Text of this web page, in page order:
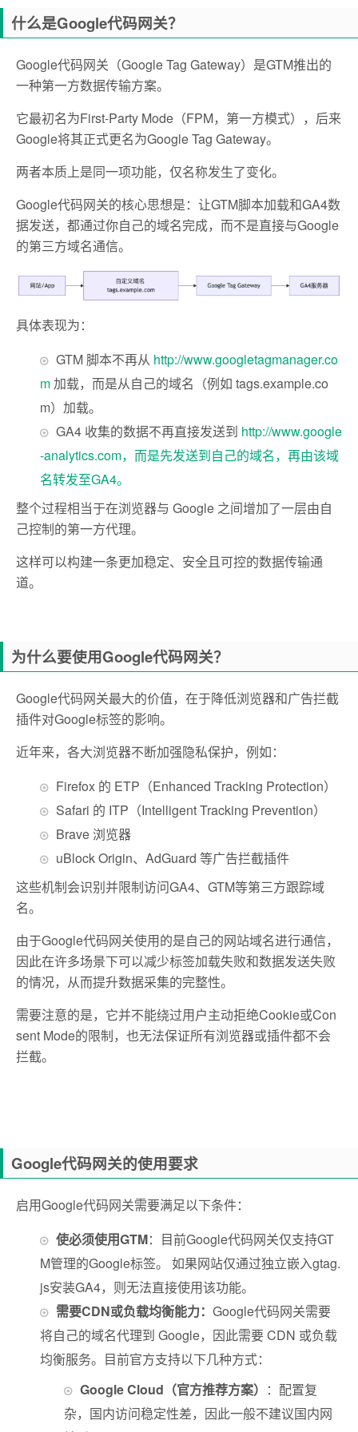
什么是Google代码网关？
Google代码网关（Google Tag Gateway）是GTM推出的
一种第一方数据传输方案。
它最初名为First-Party Mode（FPM，第一方模式），后来
Google将其正式更名为Google Tag Gateway。
两者本质上是同一项功能，仅名称发生了变化。
Google代码网关的核心思想是：让GTM脚本加载和GA4数
据发送，都通过你自己的域名完成，而不是直接与Google
的第三方域名通信。
具体表现为：
GTM 脚本不再从 http://www.googletagmanager.co
m加载，而是从自己的域名（例如 tags.example.co
m）加载。
GA4 收集的数据不再直接发送到 http://www.google
-analytics.com，而是先发送到自己的域名，再由该域
名转发至GA4。
整个过程相当于在浏览器与 Google 之间增加了一层由自
己控制的第一方代理。
这样可以构建一条更加稳定、安全且可控的数据传输通
道。
为什么要使用Google代码网关？
Google代码网关最大的价值，在于降低浏览器和广告拦截
插件对Google标签的影响。
近年来，各大浏览器不断加强隐私保护，例如：
Firefox 的 ETP（Enhanced Tracking Protection）
Safari 的 ITP（Intelligent Tracking Prevention）
Brave 浏览器
uBlock Origin、AdGuard 等广告拦截插件
这些机制会识别并限制访问GA4、GTM等第三方跟踪域
名。
由于Google代码网关使用的是自己的网站域名进行通信，
因此在许多场景下可以减少标签加载失败和数据发送失败
的情况，从而提升数据采集的完整性。
需要注意的是，它并不能绕过用户主动拒绝Cookie或Con
sent Mode的限制，也无法保证所有浏览器或插件都不会
拦截。
Google代码网关的使用要求
启用Google代码网关需要满足以下条件：
使必须使用GTM：目前Google代码网关仅支持GT
M管理的Google标签。 如果网站仅通过独立嵌入gtag.
js安装GA4，则无法直接使用该功能。
需要CDN或负载均衡能力： Google代码网关需要
将自己的域名代理到 Google，因此需要 CDN 或负载
均衡服务。目前官方支持以下几种方式：
Google Cloud（官方推荐方案） ：配置复
杂，国内访问稳定性差，因此一般不建议国内网